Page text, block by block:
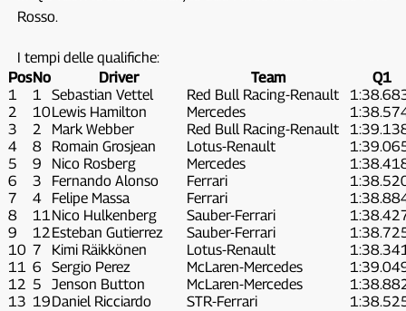
Rosso.
I tempi delle qualifiche:
PosNo Driver Team
Q1
1
1 Sebastian Vettel Red Bull Racing-Renault
2
10Lewis Hamilton Mercedes
3
2 Mark Webber Red Bull Racing-Renault
4
8 Romain Grosjean Lotus-Renault
5
9 Nico Rosberg Mercedes
6
3 Fernando Alonso Ferrari
7
4 Felipe Massa Ferrari
8
11Nico Hulkenberg Sauber-Ferrari
9
12Esteban Gutierrez Sauber-Ferrari
10 7 Kimi Räikkönen Lotus-Renault
11 6 Sergio Perez McLaren-Mercedes
12 5 Jenson Button McLaren-Mercedes
13 19Daniel Ricciardo STR-Ferrari